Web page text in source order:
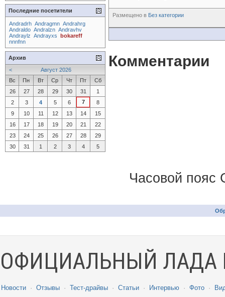
Размещено в Без категории
Комментарии
Последние посетители
Andradrh Andragmn Andrahrg
Andraldo Andralzn Andravhv
Andraylz Andrayxs bokareff
nnnfnn
Архив
<
Август 2026
Вс
Пн Вт Ср Чт Пт
Сб
26
27 28 29 30 31
1
2
3 4 5 6 7
8
9
10 11 12 13 14
15
16
17 18 19 20 21
22
23
24 25 26 27 28
29
30
31 1 2 3 4 5
Часовой пояс
ОФИЦИАЛЬНЫЙ ЛАДА
Новости · Отзывы · Тест-драйвы · Статьи · Интервью · Фото ·